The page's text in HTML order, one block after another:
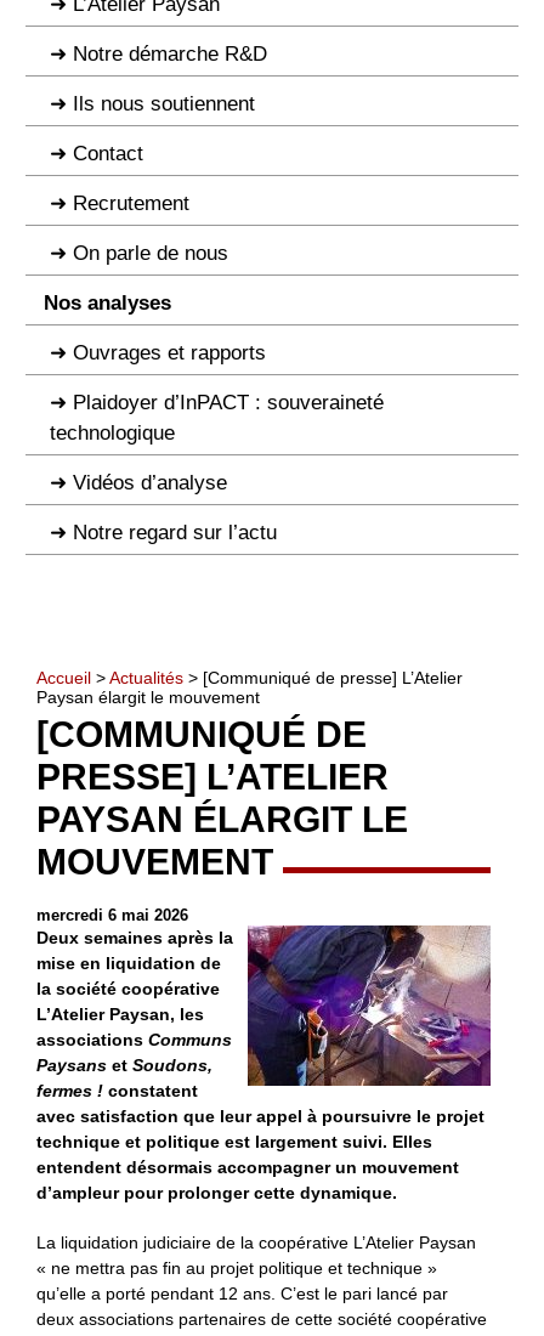
Notre démarche R&D
Ils nous soutiennent
Contact
Recrutement
On parle de nous
Nos analyses
Ouvrages et rapports
Plaidoyer d’InPACT : souveraineté
technologique
Vidéos d’analyse
Notre regard sur l’actu
Accueil >Actualités > [Communiqué de presse] L’Atelier
Paysan élargit le mouvement
[COMMUNIQUÉ DE
PRESSE] L’ATELIER
PAYSAN ÉLARGIT LE
MOUVEMENT
mercredi 6 mai 2026
Deux semaines après la
mise en liquidation de
la société coopérative
L’Atelier Paysan, les
associations Communs
Paysans et Soudons,
fermes ! constatent
avec satisfaction que leur appel à poursuivre le projet
technique et politique est largement suivi. Elles
entendent désormais accompagner un mouvement
d’ampleur pour prolonger cette dynamique.
La liquidation judiciaire de la coopérative L’Atelier Paysan
« ne mettra pas fin au projet politique et technique »
qu’elle a porté pendant 12 ans. C’est le pari lancé par
deux associations partenaires de cette société coopérative